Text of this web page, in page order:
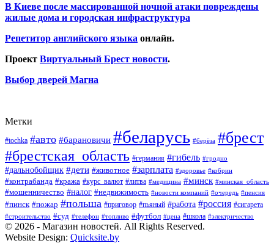
В Киеве после массированной ночной атаки повреждены
жилые дома и городская инфраструктура
Репетитор английского языка онлайн.
Проект Виртуальный Брест новости.
Выбор дверей Магна
Метки
#tochka #авто #барановичи #беларусь #берёза #брест
#брестская_область #германия #гибель #гродно
#дальнобойщик #дети #животное #зарплата #здоровье #кобрин
#контрабанда #кража #курс_валют #литва #медицина #минск #минская_область
#мошенничество #налог #недвижимость #новости компаний #очередь #пенсия
#пинск #пожар #польша #приговор #пьяный #работа #россия #сигарета
#строительство #суд #телефон #топливо #футбол #цена #школа #электричество
© 2026 - Магазин новостей. All Rights Reserved.
Website Design: Quicksite.by